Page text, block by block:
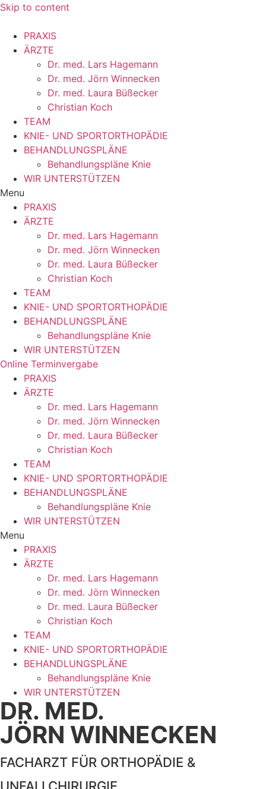
Skip to content
PRAXIS
ÄRZTE
Dr. med. Lars Hagemann
Dr. med. Jörn Winnecken
Dr. med. Laura Büßecker
Christian Koch
TEAM
KNIE- UND SPORTORTHOPÄDIE
BEHANDLUNGSPLÄNE
Behandlungspläne Knie
WIR UNTERSTÜTZEN
Menu
PRAXIS
ÄRZTE
Dr. med. Lars Hagemann
Dr. med. Jörn Winnecken
Dr. med. Laura Büßecker
Christian Koch
TEAM
KNIE- UND SPORTORTHOPÄDIE
BEHANDLUNGSPLÄNE
Behandlungspläne Knie
WIR UNTERSTÜTZEN
Online Terminvergabe
PRAXIS
ÄRZTE
Dr. med. Lars Hagemann
Dr. med. Jörn Winnecken
Dr. med. Laura Büßecker
Christian Koch
TEAM
KNIE- UND SPORTORTHOPÄDIE
BEHANDLUNGSPLÄNE
Behandlungspläne Knie
WIR UNTERSTÜTZEN
Menu
PRAXIS
ÄRZTE
Dr. med. Lars Hagemann
Dr. med. Jörn Winnecken
Dr. med. Laura Büßecker
Christian Koch
TEAM
KNIE- UND SPORTORTHOPÄDIE
BEHANDLUNGSPLÄNE
Behandlungspläne Knie
WIR UNTERSTÜTZEN
DR. MED.
JÖRN WINNECKEN
FACHARZT FÜR ORTHOPÄDIE &